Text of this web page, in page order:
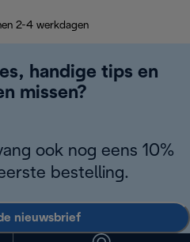
2-4 werkdagen
handige tips en
missen?
ook nog eens 10%
bestelling.
nieuwsbrief